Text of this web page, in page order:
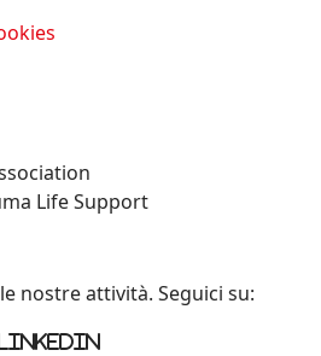
Life Support
nostre attività. Seguici su:
Linkedin